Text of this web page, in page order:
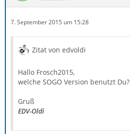
7. September 2015 um 15:28
Zitat von edvoldi
Hallo Frosch2015,
welche SOGO Version benutzt Du?
Gruß
EDV-Oldi